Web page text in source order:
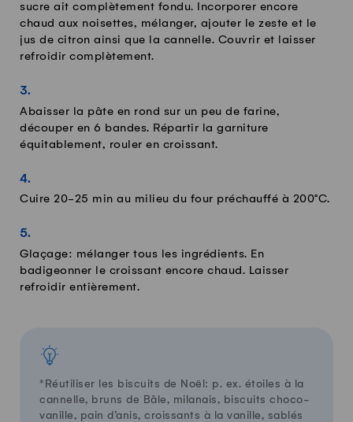
sucre ait complètement fondu. Incorporer encore
chaud aux noisettes, mélanger, ajouter le zeste et le
jus de citron ainsi que la cannelle. Couvrir et laisser
refroidir complètement.
Abaisser la pâte en rond sur un peu de farine,
découper en 6 bandes. Répartir la garniture
équitablement, rouler en croissant.
Cuire 20-25 min au milieu du four préchauffé à 200°C.
Glaçage: mélanger tous les ingrédients. En
badigeonner le croissant encore chaud. Laisser
refroidir entièrement.
*Réutiliser les biscuits de Noël: p. ex. étoiles à la
cannelle, bruns de Bâle, milanais, biscuits choco-
vanille, pain d’anis, croissants à la vanille, sablés